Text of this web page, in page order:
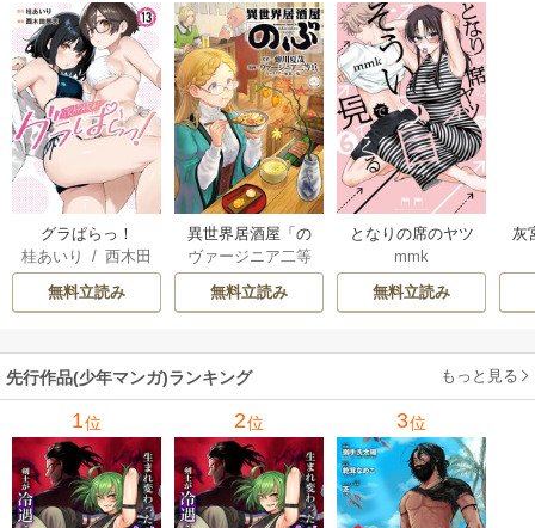
グラぱらっ！
桂あいり
/西木田
景志
無料立読み
異世界居酒屋「の
ぶ」
ヴァージニア二等
/ 蝉川夏哉
無料立読み
となりの席のヤツ
がそういう目で見
てくる
mmk
無料立読み
灰
先行作品(少年マンガ)ランキング もっと見る
1位 2位 3位